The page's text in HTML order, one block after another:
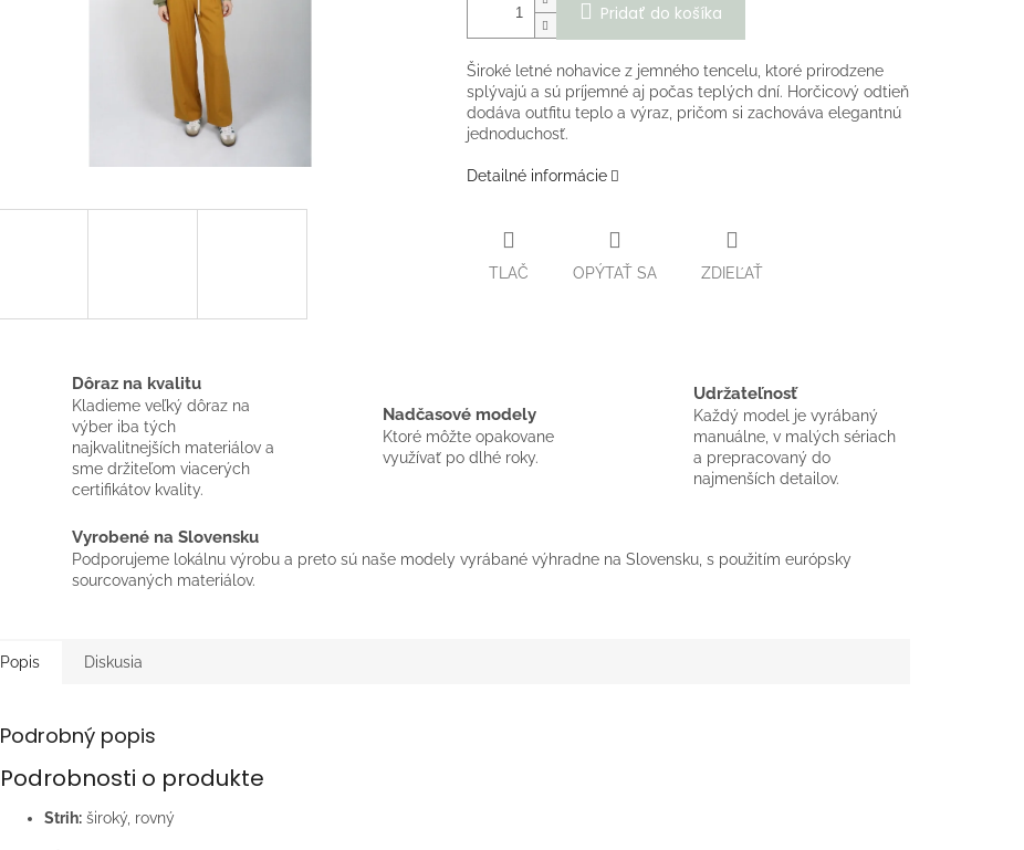
Pridať do košíka
Široké letné nohavice z jemného tencelu, ktoré prirodzene
splývajú a sú príjemné aj počas teplých dní. Horčicový odtieň
dodáva outfitu teplo a výraz, pričom si zachováva elegantnú
jednoduchosť.
Detailné informácie
TLAČ OPÝTAŤ SA ZDIEĽAŤ
Dôraz na kvalitu
Kladieme veľký dôraz na
výber iba tých
najkvalitnejších materiálov a
sme držiteľom viacerých
certifikátov kvality.
Nadčasové modely
Ktoré môžte opakovane
využívať po dlhé roky.
Udržateľnosť
Každý model je vyrábaný
manuálne, v malých sériach
a prepracovaný do
najmenších detailov.
Vyrobené na Slovensku
Podporujeme lokálnu výrobu a preto sú naše modely vyrábané výhradne na Slovensku, s použitím európsky
sourcovaných materiálov.
Popis Diskusia
Podrobný popis
Podrobnosti o produkte
Strih: široký, rovný